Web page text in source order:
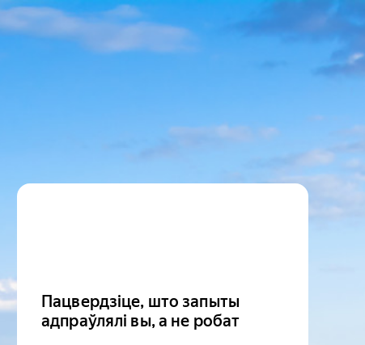
Пацвердзіце, што запыты
адпраўлялі вы, а не робат